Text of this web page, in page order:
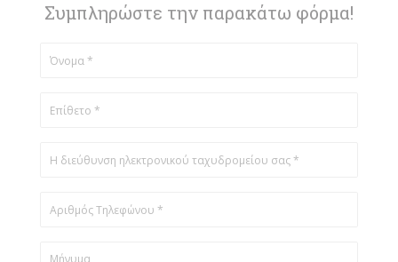
Συμπληρώστε την παρακάτω φόρμα!